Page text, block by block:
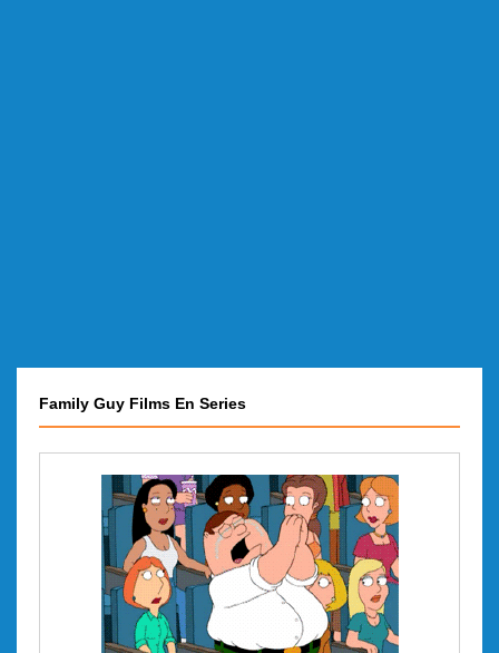
Family Guy Films En Series